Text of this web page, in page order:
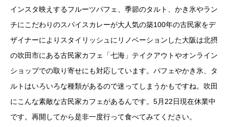
インスタ映えするフルーツパフェ、季節のタルト、かき氷やラン
チにこだわりのスパイスカレーが大人気の築100年の古民家をデ
ザイナーによりスタイリッシュにリノベーションした大阪は北摂
の吹田市にある古民家カフェ「七海」テイクアウトやオンライン
ショップでの取り寄せにも対応しています。パフェやかき氷、タ
ルトはいろいろな種類があるので迷ってしまうかもですね。吹田
にこんな素敵な古民家カフェがあるんです。5月22日現在休業中
です。再開してから是非一度行って食べてみてください。